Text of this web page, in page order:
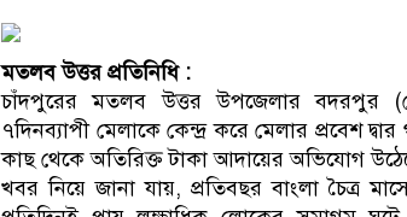
মতলব উত্তর প্রতিনিধি :
চাঁদপুরের মতলব উত্তর উপজেলার বদরপুর
৭দিনব্যাপী মেলাকে কেন্দ্র করে মেলার প্রবেশ
কাছ থেকে অতিরিক্ত টাকা আদায়ের অভিযোগ
খবর নিয়ে জানা যায়, প্রতিবছর বাংলা চৈত্র